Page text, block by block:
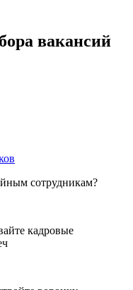
вакансий
сотрудникам?
кадровые